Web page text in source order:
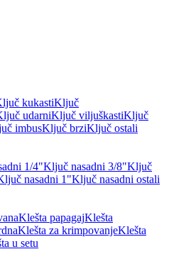
kukastiKljuč
udarniKljuč viljuškastiKljuč
imbusKljuč brziKljuč ostali
1/4"Ključ nasadni 3/8"Ključ
nasadni 1"Ključ nasadni ostali
Klešta papagajKlešta
Klešta za krimpovanjeKlešta
u setu